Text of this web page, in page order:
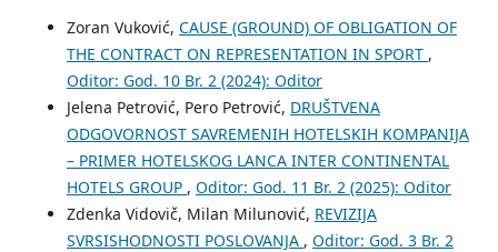
Zoran Vuković, CAUSE (GROUND) OF OBLIGATION OF
THE CONTRACT ON REPRESENTATION IN SPORT ,
Oditor: God. 10 Br. 2 (2024): Oditor
Jelena Petrović, Pero Petrović, DRUŠTVENA
ODGOVORNOST SAVREMENIH HOTELSKIH KOMPANIJA
– PRIMER HOTELSKOG LANCA INTER CONTINENTAL
HOTELS GROUP , Oditor: God. 11 Br. 2 (2025): Oditor
Zdenka Vidovič, Milan Milunović, REVIZIJA
SVRSISHODNOSTI POSLOVANJA , Oditor: God. 3 Br. 2